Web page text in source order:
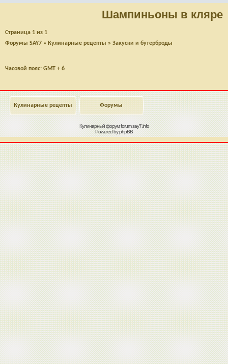
Шампиньоны в кляре
Страница 1 из 1
Форумы SAY7 » Кулинарные рецепты » Закуски и бутерброды
Часовой пояс: GMT + 6
Кулинарные рецепты Форумы
Кулинарный форумforum.say7.info
Powered byphpBB